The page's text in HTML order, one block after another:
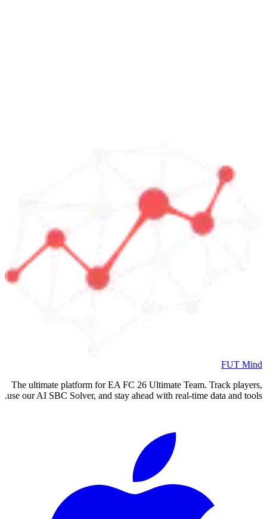
FUT Mind
The ultimate platform for EA FC 26 Ultimate Team. Track players,
use our AI SBC Solver, and stay ahead with real-time data and tools.